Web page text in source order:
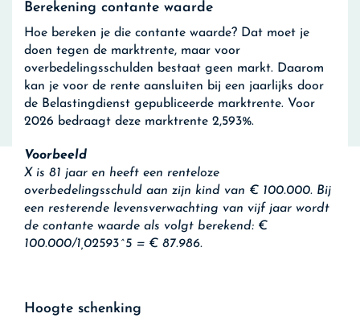
Berekening contante waarde
Hoe bereken je die contante waarde? Dat moet je
doen tegen de marktrente, maar voor
overbedelingsschulden bestaat geen markt. Daarom
kan je voor de rente aansluiten bij een jaarlijks door
de Belastingdienst gepubliceerde marktrente. Voor
2026 bedraagt deze marktrente 2,593%.
Voorbeeld
X is 81 jaar en heeft een renteloze
overbedelingsschuld aan zijn kind van € 100.000. Bij
een resterende levensverwachting van vijf jaar wordt
de contante waarde als volgt berekend: €
100.000/1,02593^5 = € 87.986.
Hoogte schenking